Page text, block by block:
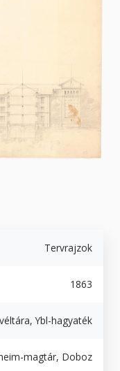
Tervrajzok
1863
Ybl-hagyaték
magtár, Doboz